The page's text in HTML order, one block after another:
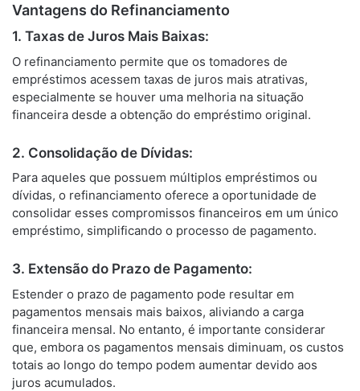
Vantagens do Refinanciamento
1. Taxas de Juros Mais Baixas:
O refinanciamento permite que os tomadores de
empréstimos acessem taxas de juros mais atrativas,
especialmente se houver uma melhoria na situação
financeira desde a obtenção do empréstimo original.
2. Consolidação de Dívidas:
Para aqueles que possuem múltiplos empréstimos ou
dívidas, o refinanciamento oferece a oportunidade de
consolidar esses compromissos financeiros em um único
empréstimo, simplificando o processo de pagamento.
3. Extensão do Prazo de Pagamento:
Estender o prazo de pagamento pode resultar em
pagamentos mensais mais baixos, aliviando a carga
financeira mensal. No entanto, é importante considerar
que, embora os pagamentos mensais diminuam, os custos
totais ao longo do tempo podem aumentar devido aos
juros acumulados.